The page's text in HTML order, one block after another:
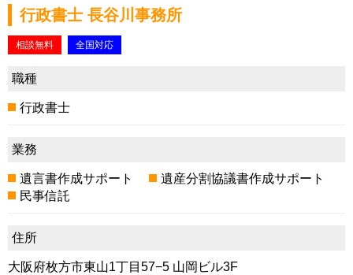
行政書士 長谷川事務所
相談無料 全国対応
職種
行政書士
業務
遺言書作成サポート
遺産分割協議書作成サポート
民事信託
住所
大阪府枚方市東山1丁目57−5 山岡ビル3F